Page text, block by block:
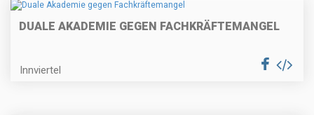
DUALE AKADEMIE GEGEN FACHKRÄFTEMANGEL
Innviertel